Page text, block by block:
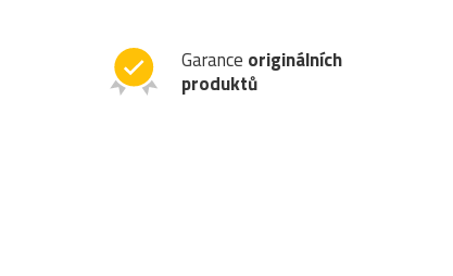
Garance originálních
produktů